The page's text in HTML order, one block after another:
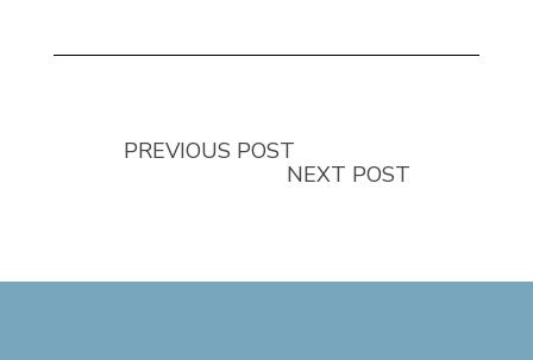
PREVIOUS POST
NEXT POST